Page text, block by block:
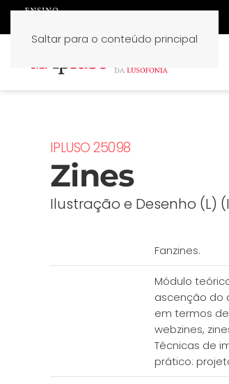
Saltar para o conteúdo principal
IPLUSO 25098
Zines
Ilustração e Desenho (L)
Fanzines.
Módulo
ascenção do
em termos
webzines,
Técnicas de
prático: